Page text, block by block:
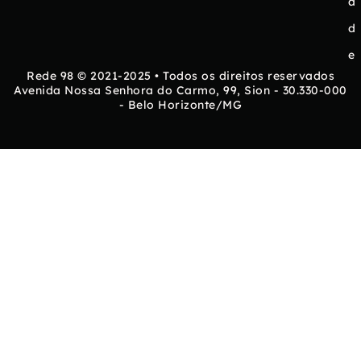
d
e
Rede 98 © 2021-2025 • Todos os direitos reservados
Avenida Nossa Senhora do Carmo, 99, Sion - 30.330-000
- Belo Horizonte/MG